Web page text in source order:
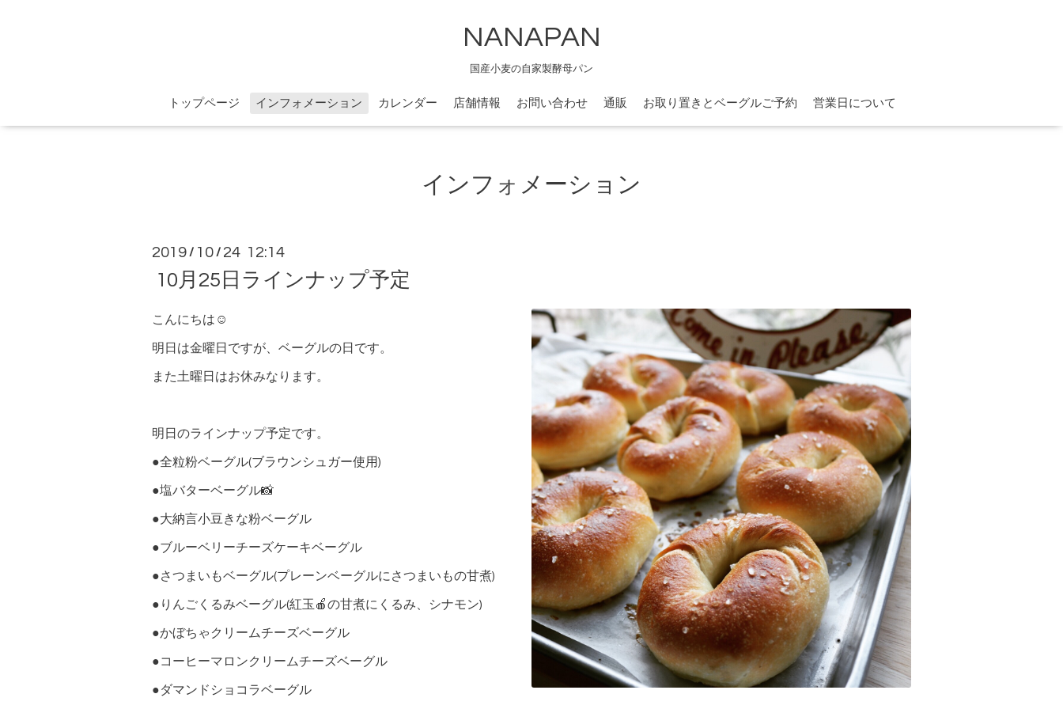
NANAPAN
国産小麦の自家製酵母パン
トップページ インフォメーション カレンダー 店舗情報 お問い合わせ 通販 お取り置きとベーグルご予約 営業日について
インフォメーション
2019 / 10 / 24 12:14
10月25日ラインナップ予定
こんにちは☺︎
明日は金曜日ですが、ベーグルの日です。
また土曜日はお休みなります。
明日のラインナップ予定です。
●全粒粉ベーグル(ブラウンシュガー使用)
●塩バターベーグル📸
●大納言小豆きな粉ベーグル
●ブルーベリーチーズケーキベーグル
●さつまいもベーグル(プレーンベーグルにさつまいもの甘煮)
●りんごくるみベーグル(紅玉🍎の甘煮にくるみ、シナモン)
●かぼちゃクリームチーズベーグル
●コーヒーマロンクリームチーズベーグル
●ダマンドショコラベーグル